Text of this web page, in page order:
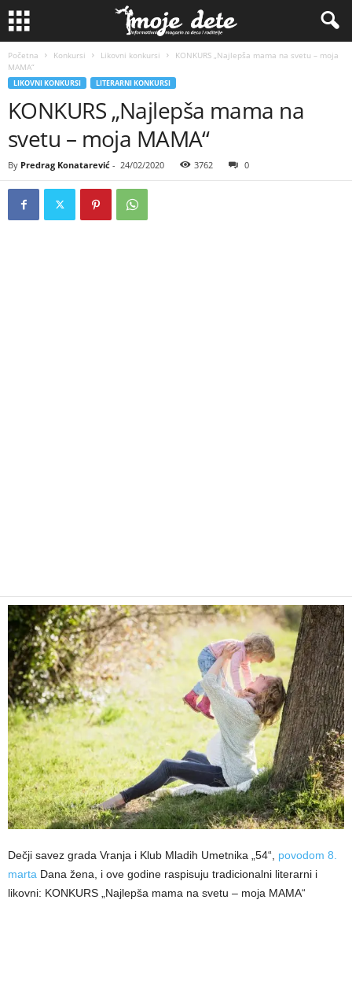
Početna Konkursi Likovni konkursi
KONKURS „Najlepša mama na svetu – moja
MAMA“
LIKOVNI KONKURSI LITERARNI KONKURSI
KONKURS „Najlepša mama na
svetu – moja MAMA“
By Predrag Konatarević - 24/02/2020 3762 0
Dečji savez grada Vranja i Klub Mladih Umetnika „54“, povodom 8.
marta Dana žena, i ove godine raspisuju tradicionalni literarni i
likovni: KONKURS „Najlepša mama na svetu – moja MAMA“